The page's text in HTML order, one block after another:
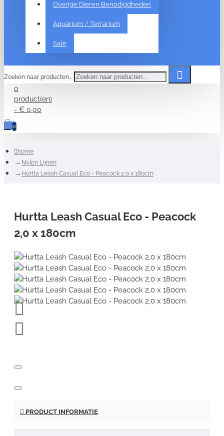
Overige Dieren Benodigdheden
Aquarium / Terrarium
Sale
Zoeken naar producten...
0
product(en)
- € 0,00
0
home
Nylon Lijnen
Hurtta Leash Casual Eco - Peacock 2,0 x 180cm
Hurtta Leash Casual Eco - Peacock
2,0 x 180cm
PRODUCT INFORMATIE